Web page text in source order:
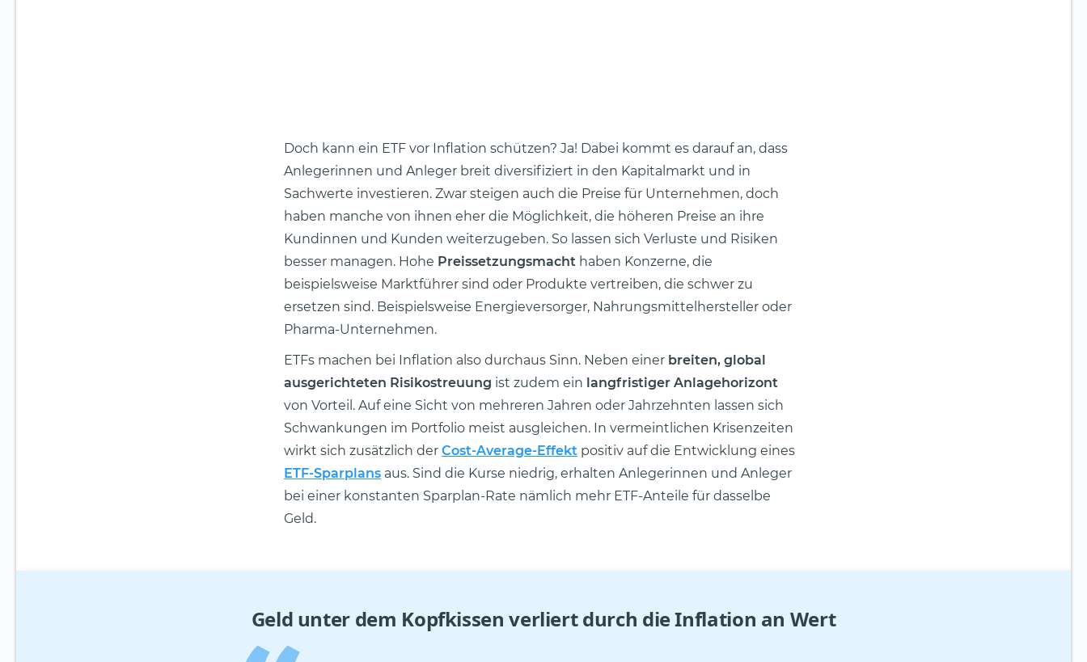
Doch kann ein ETF vor Inflation schützen? Ja! Dabei kommt es darauf an, dass
Anlegerinnen und Anleger breit diversifiziert in den Kapitalmarkt und in
Sachwerte investieren. Zwar steigen auch die Preise für Unternehmen, doch
haben manche von ihnen eher die Möglichkeit, die höheren Preise an ihre
Kundinnen und Kunden weiterzugeben. So lassen sich Verluste und Risiken
besser managen. Hohe Preissetzungsmacht haben Konzerne, die
beispielsweise Marktführer sind oder Produkte vertreiben, die schwer zu
ersetzen sind. Beispielsweise Energieversorger, Nahrungsmittelhersteller oder
Pharma-Unternehmen.
ETFs machen bei Inflation also durchaus Sinn. Neben einer breiten, global
ausgerichteten Risikostreuung ist zudem ein langfristiger Anlagehorizont
von Vorteil. Auf eine Sicht von mehreren Jahren oder Jahrzehnten lassen sich
Schwankungen im Portfolio meist ausgleichen. In vermeintlichen Krisenzeiten
wirkt sich zusätzlich der Cost-Average-Effekt positiv auf die Entwicklung eines
ETF-Sparplans aus. Sind die Kurse niedrig, erhalten Anlegerinnen und Anleger
bei einer konstanten Sparplan-Rate nämlich mehr ETF-Anteile für dasselbe
Geld.
Geld unter dem Kopfkissen verliert durch die Inflation an Wert